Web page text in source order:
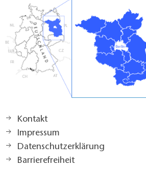
Kontakt
Impressum
Datenschutzerklärung
Barrierefreiheit